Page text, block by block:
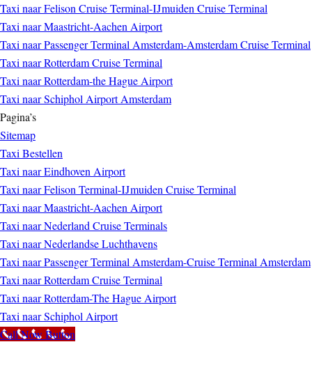
Taxi naar Felison Cruise Terminal-IJmuiden Cruise Terminal
Taxi naar Maastricht-Aachen Airport
Taxi naar Passenger Terminal Amsterdam-Amsterdam Cruise Terminal
Taxi naar Rotterdam Cruise Terminal
Taxi naar Rotterdam-the Hague Airport
Taxi naar Schiphol Airport Amsterdam
Pagina’s
Sitemap
Taxi Bestellen
Taxi naar Eindhoven Airport
Taxi naar Felison Terminal-IJmuiden Cruise Terminal
Taxi naar Maastricht-Aachen Airport
Taxi naar Nederland Cruise Terminals
Taxi naar Nederlandse Luchthavens
Taxi naar Passenger Terminal Amsterdam-Cruise Terminal Amsterdam
Taxi naar Rotterdam Cruise Terminal
Taxi naar Rotterdam-The Hague Airport
Taxi naar Schiphol Airport
Call Now Button